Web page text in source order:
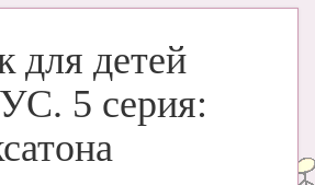
для детей
5 серия: